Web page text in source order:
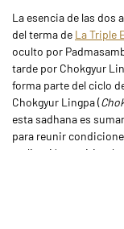
La esencia de las dos
del terma de La Triple
oculto por
tarde por Chokgyur
forma parte del ciclo
Chokgyur Lingpa (
esta sadhana es
para reunir
realización espiritual